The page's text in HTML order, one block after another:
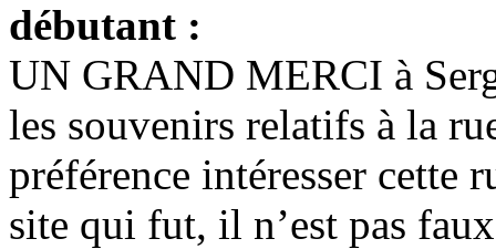
débutant :
UN GRAND MERCI à
les souvenirs relatifs à la
préférence intéresser cette
site qui fut, il n’est pas